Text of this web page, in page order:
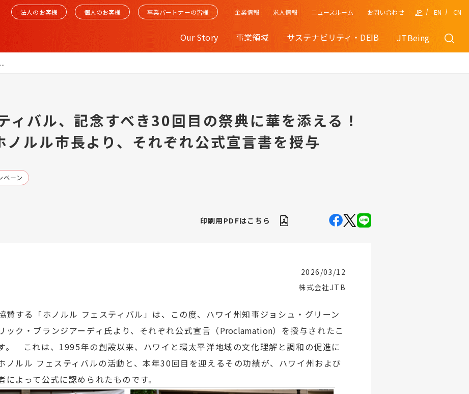
法人のお客様 個人のお客様 事業パートナーの皆様
Our Story 事業領域 サステナビリティ・DEIB JTBeing
企業情報 求人情報 ニュースルーム お問い合わせ JP EN CN
ィバル、記念すべき30回目の祭典に華を添える！
ノルル市長より、それぞれ公式宣言書を授与
ペーン
印刷用PDFはこちら
2026/03/12
株式会社JTB
する「ホノルル フェスティバル」は、この度、ハワイ州知事ジョシュ・グリーン
ック・ブランジアーディ氏より、それぞれ公式宣言（Proclamation）を授与されたこ
。 これは、1995年の創設以来、ハワイと環太平洋地域の文化理解と調和の促進に
ノルル フェスティバルの活動と、本年30回目を迎えるその功績が、ハワイ州および
よって公式に認められたものです。